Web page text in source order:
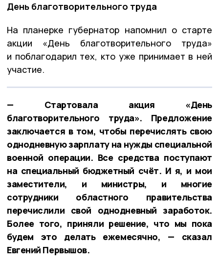
День благотворительного труда
На планерке губернатор напомнил о старте
акции «День благотворительного труда»
и поблагодарил тех, кто уже принимает в ней
участие.
— Стартовала акция «День
благотворительного труда». Предложение
заключается в том, чтобы перечислять свою
однодневную зарплату на нужды специальной
военной операции. Все средства поступают
на специальный бюджетный счёт. И я, и мои
заместители, и министры, и многие
сотрудники областного правительства
перечислили свой однодневный заработок.
Более того, приняли решение, что мы пока
будем это делать ежемесячно, — сказал
Евгений Первышов.